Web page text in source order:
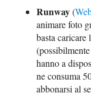
Runway(
animare foto
basta caricare
hanno a
ne consuma
abbonarsi al